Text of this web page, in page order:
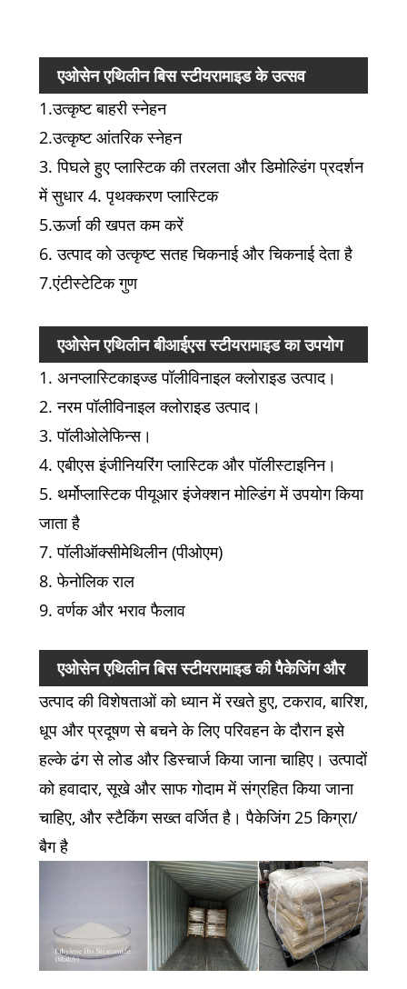
एओसेन एथिलीन बिस स्टीयरामाइड के उत्सव
1.उत्कृष्ट बाहरी स्नेहन
2.उत्कृष्ट आंतरिक स्नेहन
3. पिघले हुए प्लास्टिक की तरलता और डिमोल्डिंग प्रदर्शन
में सुधार 4. पृथक्करण प्लास्टिक
5.ऊर्जा की खपत कम करें
6. उत्पाद को उत्कृष्ट सतह चिकनाई और चिकनाई देता है
7.एंटीस्टेटिक गुण
एओसेन एथिलीन बीआईएस स्टीयरामाइड का उपयोग
करने का अनुप्रयोग
1. अनप्लास्टिकाइज्ड पॉलीविनाइल क्लोराइड उत्पाद।
2. नरम पॉलीविनाइल क्लोराइड उत्पाद।
3. पॉलीओलेफिन्स।
4. एबीएस इंजीनियरिंग प्लास्टिक और पॉलीस्टाइनिन।
5. थर्मोप्लास्टिक पीयूआर इंजेक्शन मोल्डिंग में उपयोग किया
जाता है
7. पॉलीऑक्सीमेथिलीन (पीओएम)
8. फेनोलिक राल
9. वर्णक और भराव फैलाव
एओसेन एथिलीन बिस स्टीयरामाइड की पैकेजिंग और
परिवहन
उत्पाद की विशेषताओं को ध्यान में रखते हुए, टकराव, बारिश,
धूप और प्रदूषण से बचने के लिए परिवहन के दौरान इसे
हल्के ढंग से लोड और डिस्चार्ज किया जाना चाहिए। उत्पादों
को हवादार, सूखे और साफ गोदाम में संग्रहित किया जाना
चाहिए, और स्टैकिंग सख्त वर्जित है। पैकेजिंग 25 किग्रा/
बैग है